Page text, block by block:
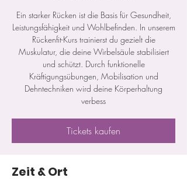
Ein starker Rücken ist die Basis für Gesundheit,
Leistungsfähigkeit und Wohlbefinden. In unserem
Rückenfit-Kurs trainierst du gezielt die
Muskulatur, die deine Wirbelsäule stabilisiert
und schützt. Durch funktionelle
Kräftigungsübungen, Mobilisation und
Dehntechniken wird deine Körperhaltung
verbess
Tickets kaufen
Zeit & Ort